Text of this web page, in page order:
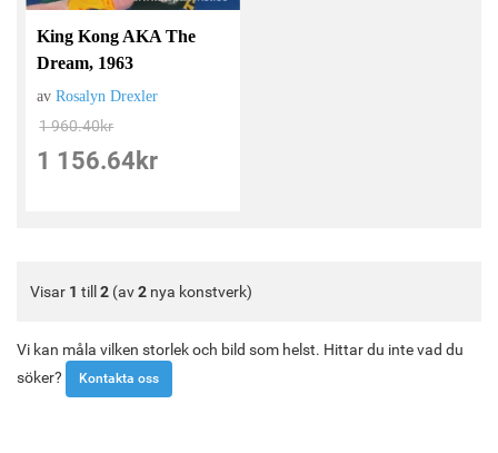
King Kong AKA The
Dream, 1963
avRosalyn Drexler
1 960.40kr
1 156.64 kr
Visar 1 till 2 (av2 nya konstverk)
Vi kan måla vilken storlek och bild som helst. Hittar du inte vad du
söker?
Kontakta oss